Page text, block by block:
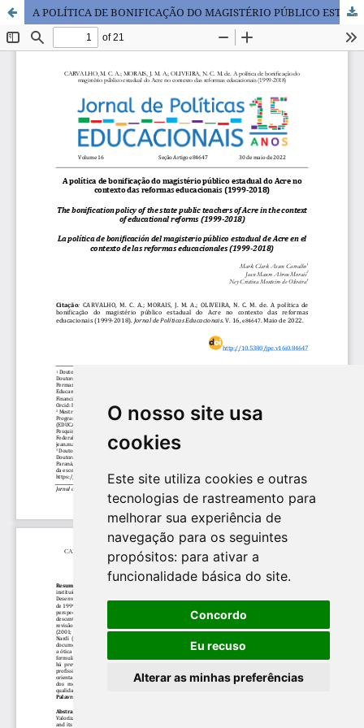
O nosso site usa
cookies
Este site utiliza cookies e outras
tecnologias de rastreamento para
melhorar sua experiência de
navegação para os seguintes
propósitos: para ativar a
funcionalidade básica do site.
Concordo
Eu recuso
Alterar as minhas preferências
A POLÍTICA DE BONIFICAÇÃO DO MAGISTÉRIO PÚBLICO ESTADUAL DO ACRE NO CONTEXTO DAS REFORMAS EDUCACIONAIS (1999-2018)